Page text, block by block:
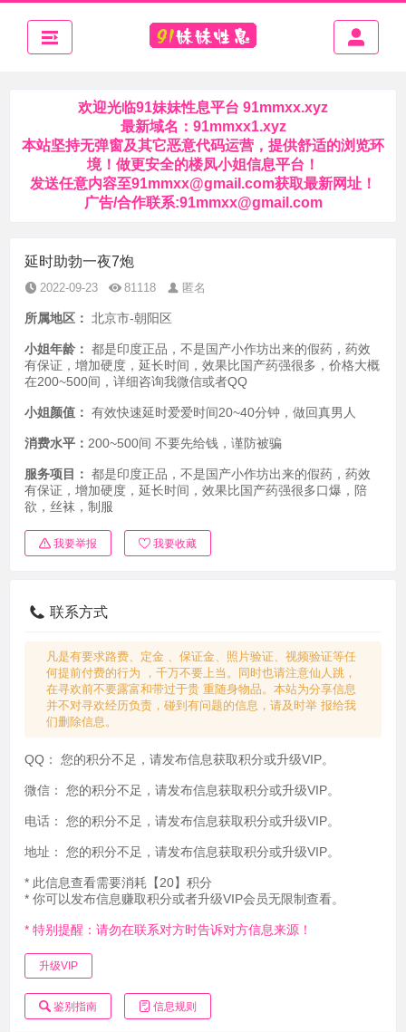
欢迎光临91妹妹性息平台 91mmxx.xyz
最新域名：91mmxx1.xyz
本站坚持无弹窗及其它恶意代码运营，提供舒适的浏览环
境！做更安全的楼凤小姐信息平台！
发送任意内容至91mmxx@gmail.com获取最新网址！
广告/合作联系:91mmxx@gmail.com
延时助勃一夜7炮
2022-09-23 81118 匿名
所属地区： 北京市-朝阳区
小姐年龄： 都是印度正品，不是国产小作坊出来的假药，药效
有保证，增加硬度，延长时间，效果比国产药强很多，价格大概
在200~500间，详细咨询我微信或者QQ
小姐颜值： 有效快速延时爱爱时间20~40分钟，做回真男人
消费水平： 200~500间 不要先给钱，谨防被骗
服务项目： 都是印度正品，不是国产小作坊出来的假药，药效
有保证，增加硬度，延长时间，效果比国产药强很多口爆，陪
欲，丝袜，制服
我要举报 我要收藏
联系方式
凡是有要求路费、定金 、保证金、照片验证、视频验证等任
何提前付费的行为 ，千万不要上当。同时也请注意仙人跳，
在寻欢前不要露富和带过于贵 重随身物品。本站为分享信息
并不对寻欢经历负责，碰到有问题的信息，请及时举 报给我
们删除信息。
QQ： 您的积分不足，请发布信息获取积分或升级VIP。
微信： 您的积分不足，请发布信息获取积分或升级VIP。
电话： 您的积分不足，请发布信息获取积分或升级VIP。
地址： 您的积分不足，请发布信息获取积分或升级VIP。
* 此信息查看需要消耗【20】积分
* 你可以发布信息赚取积分或者升级VIP会员无限制查看。
* 特别提醒：请勿在联系对方时告诉对方信息来源！
升级VIP
鉴别指南 信息规则